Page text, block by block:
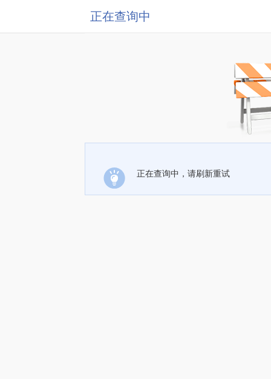
正在查询中
正在查询中，请刷新重试